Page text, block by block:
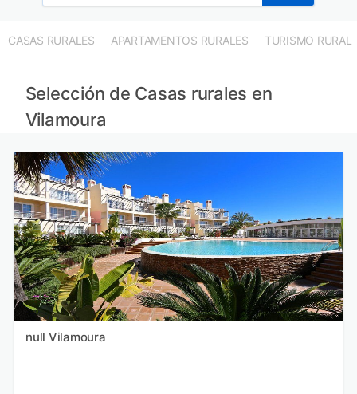
CASAS RURALES APARTAMENTOS RURALES TURISMO RURAL
Selección de Casas rurales en
Vilamoura
null Vilamoura